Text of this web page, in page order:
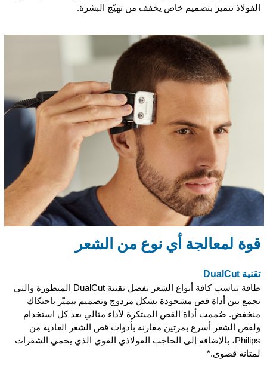
الفولاذ تتميز بتصميم خاص يخفف من تهيّج البشرة.
قوة لمعالجة أي نوع من الشعر
تقنية DualCut
طاقة تناسب كافة أنواع الشعر بفضل تقنية DualCut المتطورة والتي
تجمع بين أداة قص مشحوذة بشكل مزدوج وتصميم يتميّز باحتكاك
منخفض. صُممت أداة القص المبتكرة لأداء مثالي بعد كل استخدام
ولقص الشعر أسرع بمرتين مقارنة بأدوات قص الشعر العادية من
Philips، بالإضافة إلى الحاجب الفولاذي القوي الذي يحمي الشفرات
لمتانة قصوى.*